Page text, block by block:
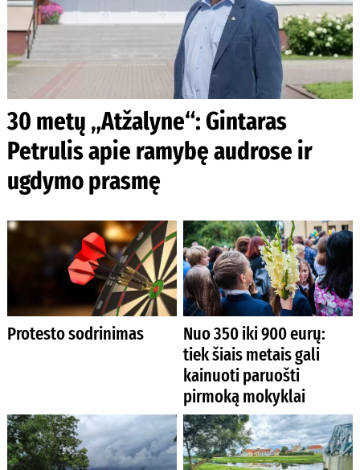
30 metų „Atžalyne“: Gintaras
Petrulis apie ramybę audrose ir
ugdymo prasmę
Protesto sodrinimas
Nuo 350 iki 900 eurų:
tiek šiais metais gali
kainuoti paruošti
pirmoką mokyklai